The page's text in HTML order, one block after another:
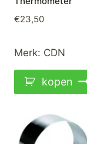
€23,50
Merk: CDN
kopen